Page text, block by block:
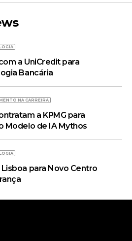
a UniCredit para
Bancária
NA CARREIRA
a KPMG para
Modelo de IA Mythos
para Novo Centro